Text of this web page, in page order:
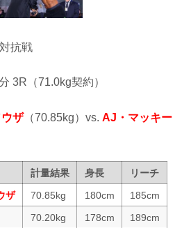
抗戦
3R（71.0kg契約）
ザ（70.85kg）vs. AJ・マッキー
計量結果 身長
リーチ
ザ
70.85kg 180cm
185cm
70.20kg 178cm
189cm